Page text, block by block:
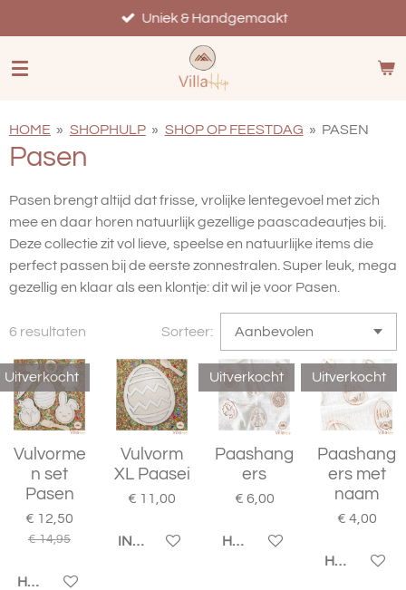
direct
naar
Uniek & Handgemaakt
HOME » SHOPHULP » SHOP OP FEESTDAG » PASEN
Pasen
Pasen brengt altijd dat frisse, vrolijke lentegevoel met zich
mee en daar horen natuurlijk gezellige paascadeautjes bij.
Deze collectie zit vol lieve, speelse en natuurlijke items die
perfect passen bij de eerste zonnestralen. Super leuk, mega
gezellig en klaar als een klontje: dit wil je voor Pasen.
6 resultaten Sorteer:
Uitverkocht
Vulvorme
n set
Pasen
€ 12,50
€ 14,95
HOUD MIJ OP DE HOOGTE
Vulvorm
XL Paasei
€ 11,00
IN WINKELWAGEN
Uitverkocht
Paashang
ers
€ 6,00
HOUD MIJ OP DE HOOGTE
Uitverkocht
Paashang
ers met
naam
€ 4,00
HOUD MIJ